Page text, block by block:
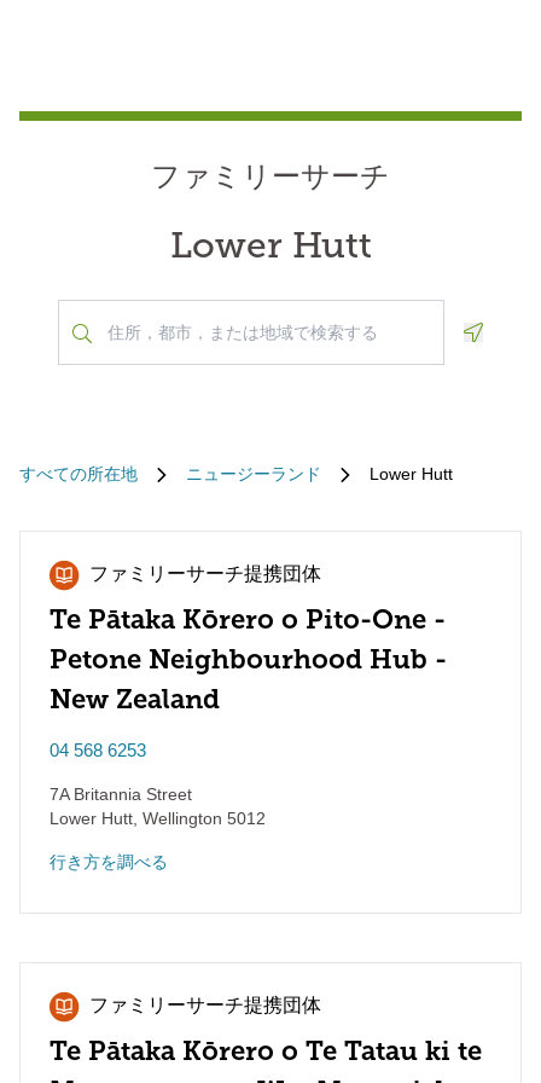
ファミリーサーチ
Lower Hutt
すべての所在地 ニュージーランド Lower Hutt
ファミリーサーチ提携団体
Te Pātaka Kōrero o Pito-One -
Petone Neighbourhood Hub -
New Zealand
04 568 6253
7A Britannia Street
Lower Hutt Wellington 5012
行き方を調べる
ファミリーサーチ提携団体
Te Pātaka Kōrero o Te Tatau ki te